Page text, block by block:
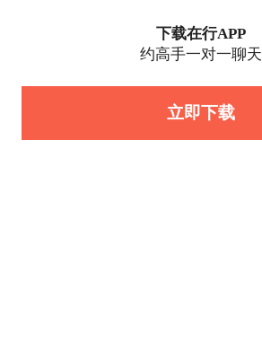
下载在行APP
约高手一对一聊天
立即下载